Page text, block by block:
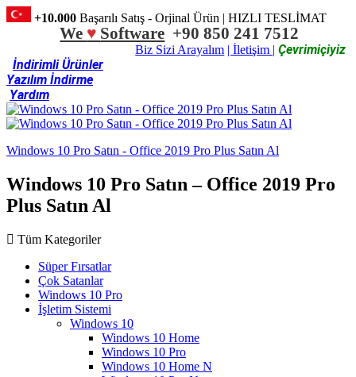
+10.000 Başarılı Satış - Orjinal Ürün | HIZLI TESLİMAT
We ♥ Software +90 850 241 7512
Biz Sizi Arayalım | İletişim | Çevrimiçiyiz
İndirimli Ürünler
Yazılım İndirme
Yardım
Windows 10 Pro Satın - Office 2019 Pro Plus Satın Al
Windows 10 Pro Satın – Office 2019 Pro
Plus Satın Al
Tüm Kategoriler
Süper Fırsatlar
Çok Satanlar
Windows 10 Pro
İşletim Sistemi
Windows 10
Windows 10 Home
Windows 10 Pro
Windows 10 Home N